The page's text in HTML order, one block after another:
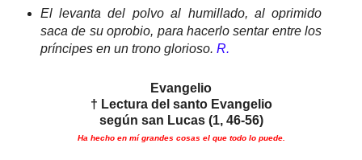
El levanta del polvo al humillado, al oprimido
saca de su oprobio, para hacerlo sentar entre los
príncipes en un trono glorioso. R.
Evangelio
† Lectura del santo Evangelio
según san Lucas (1, 46-56)
Ha hecho en mí grandes cosas el que todo lo puede.